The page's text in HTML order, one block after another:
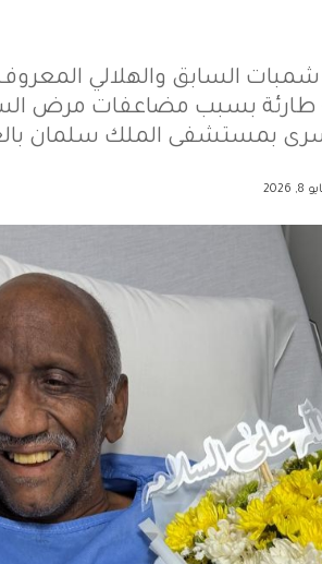
السابق والهلالي
طارئة بسبب مضاعفات مرض
بمستشفى الملك سلمان
8, 2026